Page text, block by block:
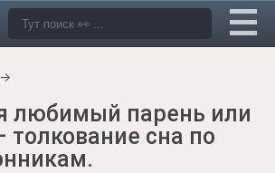
→
любимый парень или
сна по